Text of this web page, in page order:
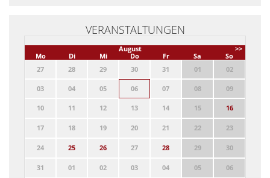
VERANSTALTUNGEN
>>
August
Mo
Di Mi Do Fr Sa
So
27
28 29 30 31 01 02
03 04 05 06 07 08 09
10 11 12 13 14 15 16
17 18 19 20 21 22 23
24 25 26 27 28 29 30
31 01 02 03 04 05 06